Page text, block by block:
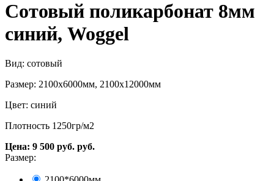
Сотовый поликарбонат 8мм
синий, Woggel
Вид: сотовый
Размер: 2100х6000мм, 2100х12000мм
Цвет: синий
Плотность 1250гр/м2
Цена: 9 500 руб. руб.
Размер: